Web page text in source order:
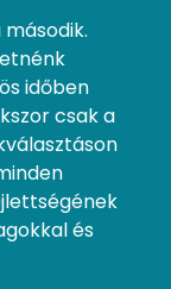
időben
csak a
és